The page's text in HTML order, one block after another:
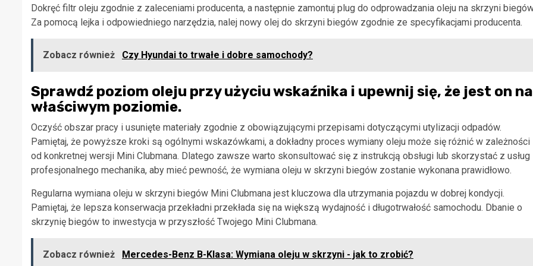
Dokręć filtr oleju zgodnie z zaleceniami producenta, a następnie zamontuj plug do odprowadzania oleju na skrzyni
Za pomocą lejka i odpowiedniego narzędzia, nalej nowy olej do skrzyni biegów zgodnie ze specyfikacjami producenta.
Zobacz również Czy Hyundai to trwałe i dobre samochody?
Sprawdź poziom oleju przy użyciu wskaźnika i upewnij się, że jest on na
właściwym poziomie.
Oczyść obszar pracy i usunięte materiały zgodnie z obowiązującymi przepisami dotyczącymi utylizacji odpadów.
Pamiętaj, że powyższe kroki są ogólnymi wskazówkami, a dokładny proces wymiany oleju może się różnić w zależności
od konkretnej wersji Mini Clubmana. Dlatego zawsze warto skonsultować się z instrukcją obsługi lub skorzystać z usług
profesjonalnego mechanika, aby mieć pewność, że wymiana oleju w skrzyni biegów zostanie wykonana prawidłowo.
Regularna wymiana oleju w skrzyni biegów Mini Clubmana jest kluczowa dla utrzymania pojazdu w dobrej kondycji.
Pamiętaj, że lepsza konserwacja przekładni przekłada się na większą wydajność i długotrwałość samochodu. Dbanie o
skrzynię biegów to inwestycja w przyszłość Twojego Mini Clubmana.
Zobacz również Mercedes-Benz B-Klasa: Wymiana oleju w skrzyni - jak to zrobić?